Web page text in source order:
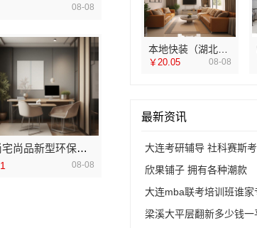
08-08
江西尚宅尚品新型环保材料有限公司南昌环保全屋定制口碑
08-08
￥20.05 08-08
最新资讯
欣果铺子 拥有各种潮款